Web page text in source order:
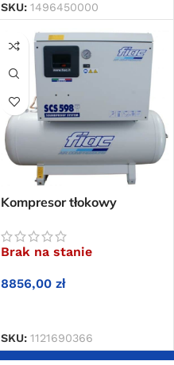
SKU: 1496450000
Kompresor tłokowy
598/300 69 dB (A)
Brak na stanie
8856,00 zł
SKU: 1121690366